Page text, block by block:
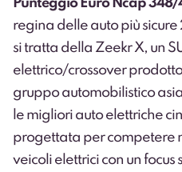
Punteggio Euro Ncap
regina delle auto più sicure
si tratta della Zeekr X, un
elettrico/crossover
gruppo automobilistico
le migliori auto elettriche
progettata per competere
veicoli elettrici con un focus